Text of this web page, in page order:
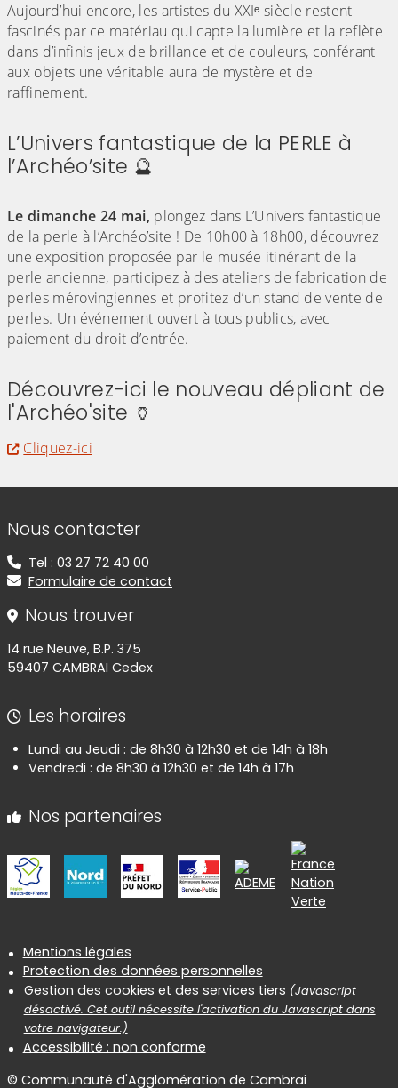
Aujourd’hui encore, les artistes du XXIᵉ siècle restent
fascinés par ce matériau qui capte la lumière et la reflète
dans d’infinis jeux de brillance et de couleurs, conférant
aux objets une véritable aura de mystère et de
raffinement.
L’Univers fantastique de la PERLE à
l’Archéo’site 🔮
Le dimanche 24 mai, plongez dans L’Univers fantastique
de la perle à l’Archéo’site ! De 10h00 à 18h00, découvrez
une exposition proposée par le musée itinérant de la
perle ancienne, participez à des ateliers de fabrication de
perles mérovingiennes et profitez d’un stand de vente de
perles. Un événement ouvert à tous publics, avec
paiement du droit d’entrée.
Découvrez-ici le nouveau dépliant de
l'Archéo'site 🏺
Cliquez-ici
Informations de contact
Nous contacter
Tel : 03 27 72 40 00
Formulaire de contact
Nous trouver
14 rue Neuve, B.P. 375
59407 CAMBRAI Cedex
Les horaires
Lundi au Jeudi : de 8h30 à 12h30 et de 14h à 18h
Vendredi : de 8h30 à 12h30 et de 14h à 17h
Nos partenaires
Informations réglementaires
Mentions légales
Protection des données personnelles
Gestion des cookies et des services tiers (Javascript
désactivé. Cet outil nécessite l'activation du Javascript dans
votre navigateur.)
Accessibilité : non conforme
© Communauté d'Agglomération de Cambrai